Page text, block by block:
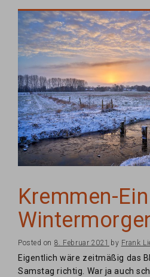
Kremmen-Ein
Posted on 8. Februar 2021 by Frank
Eigentlich wäre zeitmäßig das
Samstag richtig. War ja auch